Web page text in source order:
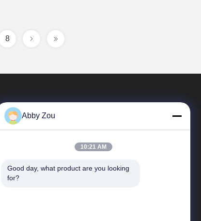
8
Snelkoppelingen
Abby Zou
10:21 AM
Good day, what product are you looking
for?